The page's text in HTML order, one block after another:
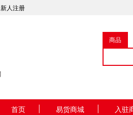
新人注册
商品
首页 易货商城 入驻